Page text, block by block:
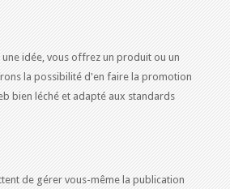
idée, vous offrez un produit ou un
la possibilité d'en faire la promotion
bien léché et adapté aux standards
de gérer vous-même la publication